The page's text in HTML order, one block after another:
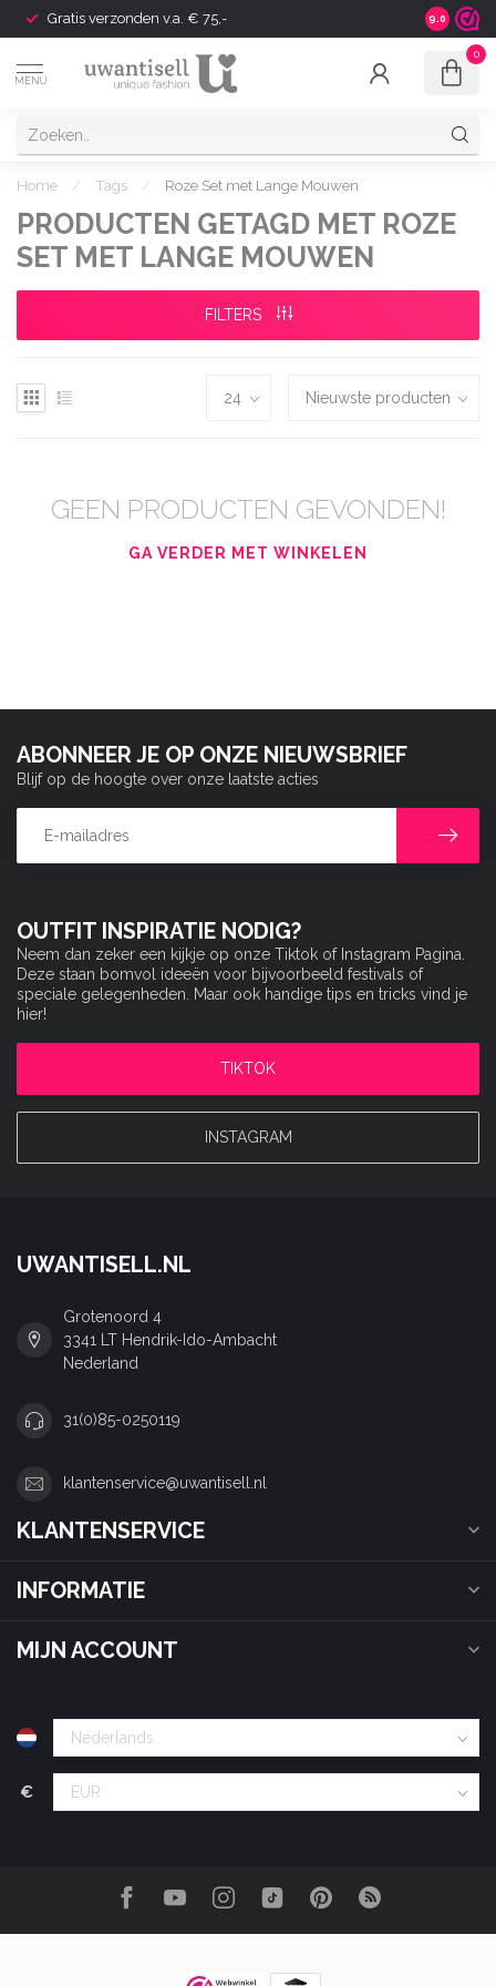
Gratis verzonden v.a. € 75,- Shipping
9.0
MENU
0
Home / Tags / Roze Set met Lange Mouwen
PRODUCTEN GETAGD MET ROZE
SET MET LANGE MOUWEN
FILTERS
GEEN PRODUCTEN GEVONDEN!
GA VERDER MET WINKELEN
OUTFIT INSPIRATIE NODIG?
Neem dan zeker een kijkje op onze Tiktok of Instagram Pagina.
Deze staan bomvol ideeën voor bijvoorbeeld festivals of
speciale gelegenheden. Maar ook handige tips en tricks vind je
hier!
TIKTOK
INSTAGRAM
ABONNEER JE OP ONZE NIEUWSBRIEF
Blijf op de hoogte over onze laatste acties
UWANTISELL.NL
Grotenoord 4
3341 LT Hendrik-Ido-Ambacht
Nederland
31(0)85-0250119
klantenservice@uwantisell.nl
KLANTENSERVICE
INFORMATIE
MIJN ACCOUNT
€